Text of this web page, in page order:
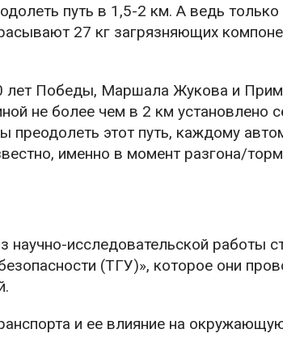
путь в 1,5-2 км. А ведь только
27 кг загрязняющих
лет Победы, Маршала Жукова и
не более чем в 2 км установлено
этот путь, каждому
именно в момент разгона/
исследовательской работы
(ТГУ)», которое они
и ее влияние на